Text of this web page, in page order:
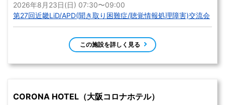
2026年8月23日(日) 07:30〜09:00
第27回近畿LiD/APD(聞き取り困難症/聴覚情報処理障害)交流会
この施設を詳しく見る
CORONA HOTEL（大阪コロナホテル）